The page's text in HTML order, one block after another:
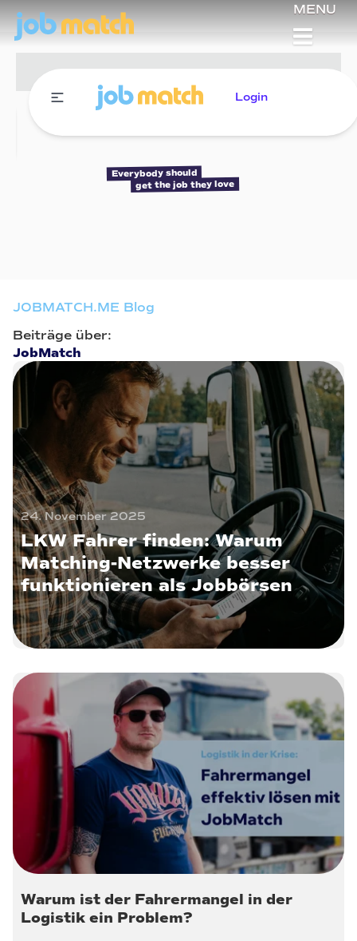
MENU
Login
Everybody should
get the job they love
JOBMATCH.ME Blog
Beiträge über:
JobMatch
24. November 2025
LKW Fahrer finden: Warum
Matching-Netzwerke besser
funktionieren als Jobbörsen
17. Januar 2025
Warum ist der Fahrermangel in der
Logistik ein Problem?